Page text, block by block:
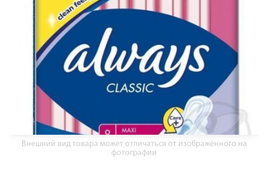
Внешний вид товара может отличаться от изображённого на
фотографии